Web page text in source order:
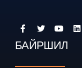
БАЙРШИЛ